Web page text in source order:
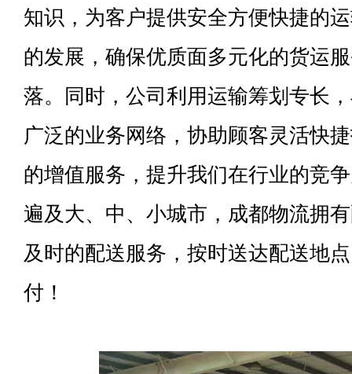
知识，为客户提供安全方便快捷的
的发展，确保优质面多元化的货运
落。同时，公司利用运输筹划专长
广泛的业务网络，协助顾客灵活快
的增值服务，提升我们在行业的竞
遍及大、中、小城市，成都物流拥
及时的配送服务，按时送达配送地
付！